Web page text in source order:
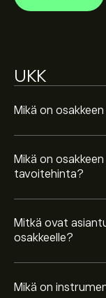
UKK
Mikä on
Mikä on
tavoitehinta?
Mitkä ovat
osakkeelle?
Mikä on
on Vahva Osta.